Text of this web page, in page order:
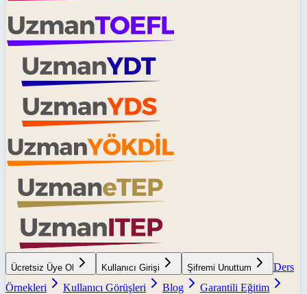
Ücretsiz Üye Ol Kullanıcı Girişi Şifremi Unuttum
Ders
Örnekleri
Kullanıcı Görüşleri Blog
Garantili Eğitim